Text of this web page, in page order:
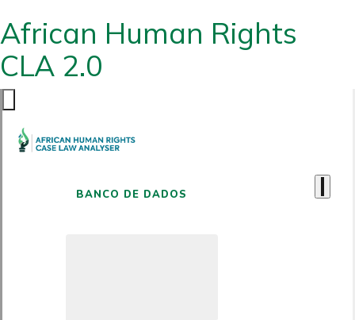
African Human Rights
CLA 2.0
BANCO DE DADOS